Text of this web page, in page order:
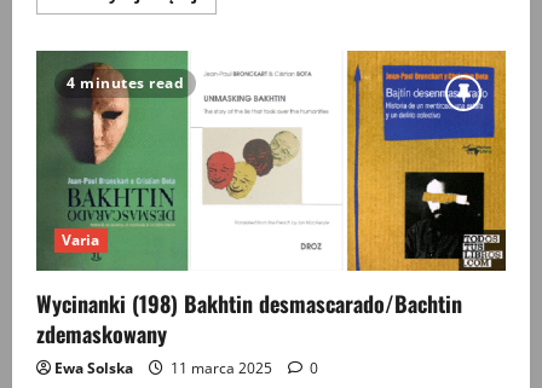
więcej
Chronotop
4 minutes read
Varia
Wycinanki (198) Bakhtin desmascarado/Bachtin
zdemaskowany
Ewa Solska 11 marca 2025 0